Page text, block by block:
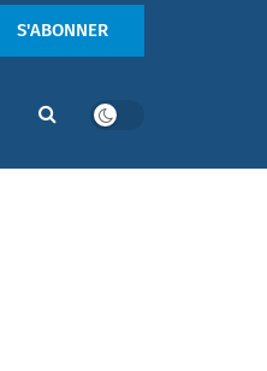
S'ABONNER